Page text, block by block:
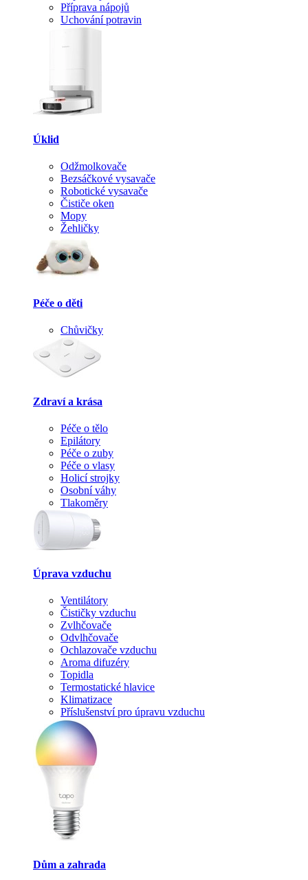
Příprava nápojů
Uchování potravin
Úklid
Odžmolkovače
Bezsáčkové vysavače
Robotické vysavače
Čističe oken
Mopy
Žehličky
Péče o děti
Chůvičky
Zdraví a krása
Péče o tělo
Epilátory
Péče o zuby
Péče o vlasy
Holicí strojky
Osobní váhy
Tlakoměry
Úprava vzduchu
Ventilátory
Čističky vzduchu
Zvlhčovače
Odvlhčovače
Ochlazovače vzduchu
Aroma difuzéry
Topidla
Termostatické hlavice
Klimatizace
Příslušenství pro úpravu vzduchu
Dům a zahrada